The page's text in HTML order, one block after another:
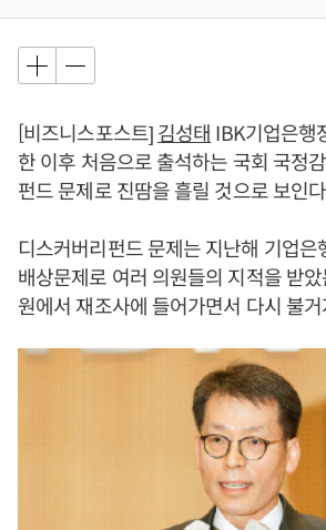
[비즈니스포스트]김성태 IBK기업은행
한 이후 처음으로 출석하는 국회 국정
펀드 문제로 진땀을 흘릴 것으로 보인
디스커버리펀드 문제는 지난해 기업
배상문제로 여러 의원들의 지적을 받
원에서 재조사에 들어가면서 다시 불